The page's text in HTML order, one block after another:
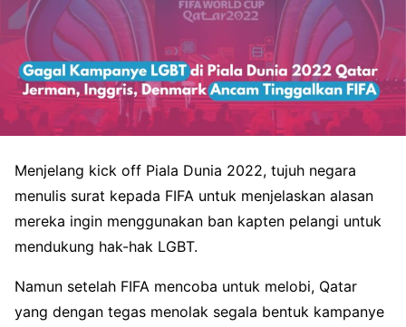
Menjelang kick off Piala Dunia 2022, tujuh negara
menulis surat kepada FIFA untuk menjelaskan alasan
mereka ingin menggunakan ban kapten pelangi untuk
mendukung hak-hak LGBT.
Namun setelah FIFA mencoba untuk melobi, Qatar
yang dengan tegas menolak segala bentuk kampanye